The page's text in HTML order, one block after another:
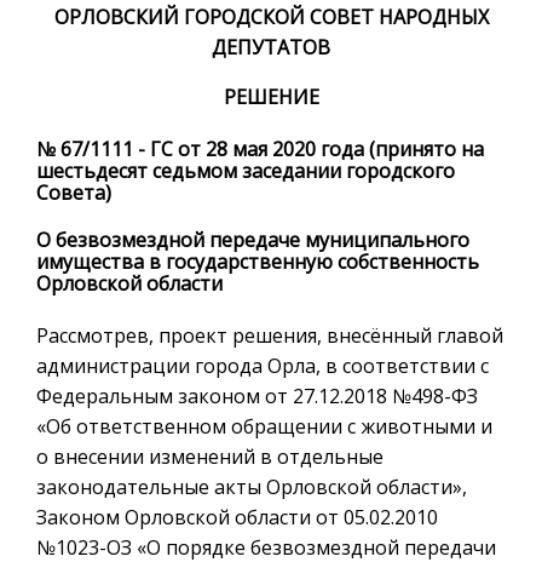
ОРЛОВСКИЙ ГОРОДСКОЙ СОВЕТ НАРОДНЫХ
ДЕПУТАТОВ
РЕШЕНИЕ
№ 67/1111 - ГС от 28 мая 2020 года (принято на
шестьдесят седьмом заседании городского
Совета)
О безвозмездной передаче муниципального
имущества в государственную собственность
Орловской области
Рассмотрев, проект решения, внесённый главой
администрации города Орла, в соответствии с
Федеральным законом от 27.12.2018 №498-ФЗ
«Об ответственном обращении с животными и
о внесении изменений в отдельные
законодательные акты Орловской области»,
Законом Орловской области от 05.02.2010
№1023-ОЗ «О порядке безвозмездной передачи